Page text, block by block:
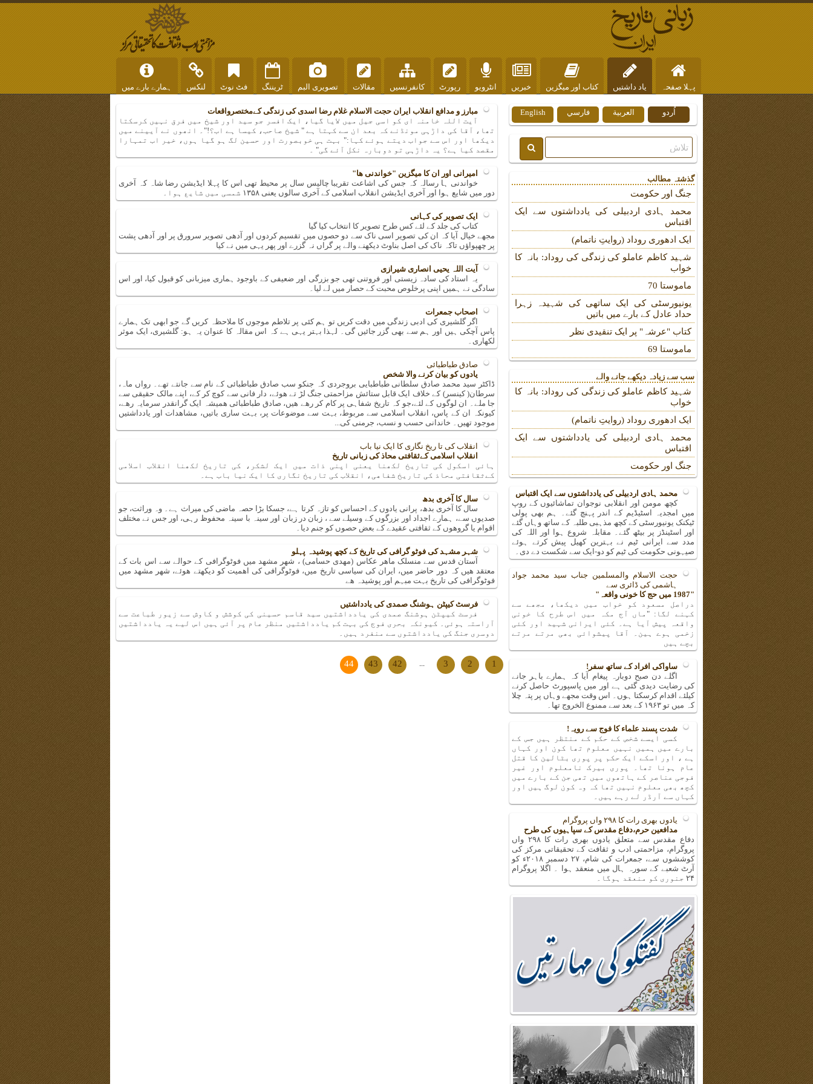
پہلا صفحہ یاد داشتیں کتاب اور میگزین خبریں انٹرویو رپورٹ کانفرنسیں مقالات تصویری البم ٹریننگ فٹ نوٹ لنکس ہمارے بارے میں
مبارز و مدافع انقلاب ایران حجت الاسلام غلام رضا اسدی کی زندگی کےمختصرواقعات
آیت اللہ خامنہ ای کو اسی جیل میں لایا گیا، ایک افسر جو سید اور شیخ میں فرق نہیں کرسکتا
تھا، آقا کی داڑہی مونڈنے کہ بعد ان سے کہتا ہے " شیخ صاحب، کیسا ہے اب؟!"۔ انھوں نے آیینے میں
دیکھا اور اس سے جواب دیتے ہوئے کہا:" بہت ہی خوبصورت اور حسین لگ ہو گیا ہوں، خیر اب تمہارا
مقصد کیا ہے؟ یہ داڑہی تو دوبارہ نکل آئے گی" ۔
امیرانی اور ان کا میگزین "خواندنی ھا"
خواندنی ہا رسالہ کہ جس کی اشاعت تقریبا چالیس سال پر محیط تھی اس کا پہلا ایڈیشن رضا شاہ کہ آخری
دور میں شایع ہوا اور آخری ایڈیشن انقلاب اسلامی کے آخری سالوں یعنی ۱۳۵۸ شمسی میں شایع ہوا۔
ایک تصویر کی کہانی
کتاب کی جلد کے لئے کس طرح تصویر کا انتخاب کیا گیا
مجھے خیال آیا کہ ان کی تصویر اسی ناک سے دو حصوں میں تقسیم کردوں اور آدھی تصویر سرورق پر اور آدھی پشت
پر چھپواؤں تاکہ ناک کی اصل بناوٹ دیکھنے والے پر گراں نہ گزرے اور پھر یہی میں نے کیا
آیت اللہ یحیی انصاری شیرازی
یہ استاد کی سادہ زیستی اور فروتنی تھی جو بزرگی اور ضعیفی کے باوجود ہماری میزبانی کو قبول کیا، اور اس
سادگی نے ہمیں اپنی پرخلوص محبت کے حصار میں لے لیا۔
اصحاب جمعرات
اگر گلشیری کی ادبی زندگی میں دقت کریں تو ہم کئی پر تلاطم موجوں کا ملاحظہ کریں گے جو ابھی تک ہمارے
پاس آچکی ہیں اور ہم سے بھی گزر جائیں گی۔ لہذا بہتر یہی ہے کہ اس مقالہ کا عنوان یہ ہو: گلشیری، ایک موثر
لکھاری۔
صادق طباطبائی
یادوں کو بیان کرنے والا شخص
ڈاکٹر سید محمد صادق سلطانی طباطبایی بروجردی کہ جنکو سب صادق طباطبائی کے نام سے جانتے تھے۔ رواں ماہ،
سرطان( کینسر) کے خلاف ایک قابل ستائش مزاحمتی جنگ لڑ تے ھوئے، دار فانی سے کوچ کر کے، اپنے مالک حقیقی سے
جا ملے۔ ان لوگوں کے لئے،جو کہ تاریخ شفاہی پر کام کر رھے ھیں، صادق طباطبائی ھمیشہ ایک گرانقدر سرمایہ رھے،
کیونکہ ان کے پاس، انقلاب اسلامی سے مربوط، بہت سے موضوعات پر، بہت ساری باتیں، مشاھدات اور یادداشتیں
موجود تھیں۔ خاندانی حسب و نسب، جرمنی کی...
انقلاب کی تا ریخ نگاری کا ایک نیا باب
انقلاب اسلامی کےثقافتی محاذ کی زبانی تاریخ
ہائی اسکول کی تاریخ لکھنا یعنی اپنی ذات میں ایک لشکر، کی تاریخ لکھنا انقلاب اسلامی
کےثقافتی محاذ کی تاریخ شفاھی، انقلاب کی تاریخ نگاری کا ایک نیا باب ہے۔
سال کا آخری بدھ
سال کا آخری بدھ، پرانی یادوں کے احساس کو تازہ کرتا ہے، جسکا بڑا حصہ ماضی کی میراث ہے۔ وہ وراثت، جو
صدیوں سے، ہمارے اجداد اور بزرگوں کے وسیلے سے ، زبان در زبان اور سینہ با سینہ محفوظ رہی، اور جس نے مختلف
اقوام یا گروھوں کے ثقافتی عقیدے کے بعض حصوں کو جنم دیا۔
شہر مشہد کی فوٹو گرافی کی تاریخ کے کچھ پوشیدہ پہلو
آستان قدس سے منسلک ماھر عکاس (مھدی حسامی) ، شھر مشھد میں فوٹوگرافی کے حوالے سے اس بات کے
معتقد ھیں کہ دور حاضر میں، ایران کی سیاسی تاریخ میں، فوٹوگرافی کی اھمیت کو دیکھتے ھوئے، شھر مشھد میں
فوٹوگرافی کی تاریخ بہت مبہم اور پوشیدہ ھے
فرسٹ کیپٹن ہوشنگ صمدی کی یادداشتیں
فرسٹ کیپٹن ہوشنگ صمدی کی یادداشتیں سید قاسم حسینی کی کوشش و کاوش سے زیور طباعت سے
آراستہ ہوئی۔ کیونکہ بحری فوج کی بہت کم یادداشتیں منظر عام پر آئی ہیں اس لیے یہ یادداشتیں
دوسری جنگ کی یادداشتوں سے منفرد ہیں۔
1
2
3
...
42
43
44
English فارسي العربية اُردو
گذشتہ مطالب
جنگ اور حکومت
محمد ہادی اردبیلی کی یادداشتوں سے ایک
اقتباس
ایک ادھوری روداد (روایتِ ناتمام)
شہید کاظم عاملو کی زندگی کی روداد: بانہ کا
خواب
ماموستا 70
یونیورسٹی کی ایک ساتھی کی شہیدہ زہرا
حداد عادل کے بارے میں باتیں
کتاب "عرشہ" پر ایک تنقیدی نظر
ماموستا 69
سب سے زیادہ دیکھے جانے والے
شہید کاظم عاملو کی زندگی کی روداد: بانہ کا
خواب
ایک ادھوری روداد (روایتِ ناتمام)
محمد ہادی اردبیلی کی یادداشتوں سے ایک
اقتباس
جنگ اور حکومت
محمد ہادی اردبیلی کی یادداشتوں سے ایک اقتباس
کچھ مومن اور انقلابی نوجوان تماشائیوں کے روپ
میں امجدیہ اسٹیڈیم کے اندر پہنچ گئے۔ ہم بھی پولی
ٹیکنک یونیورسٹی کے کچھ مذہبی طلبہ کے ساتھ وہاں گئے
اور اسٹینڈز پر بیٹھ گئے۔ مقابلہ شروع ہوا اور اللہ کی
مدد سے ایرانی ٹیم نے بہترین کھیل پیش کرتے ہوئے
صیہونی حکومت کی ٹیم کو دو-ایک سے شکست دے دی۔
حجت الاسلام والمسلمین جناب سید محمد جواد
ہاشمی کی ڈائری سے
"1987 میں حج کا خونی واقعہ"
دراصل مسعود کو خواب میں دیکھا، مجھے سے
کہنے لگا: "ماں آج مکہ میں اس طرح کا خونی
واقعہ پیش آیا ہے۔ کئی ایرانی شہید اور کئی
زخمی ہوے ہین۔ آقا پیشوائی بھی مرتے مرتے
بچے ہیں
ساواکی افراد کے ساتھ سفر!
اگلے دن صبح دوبارہ پیغام آیا کہ ہمارے باہر جانے
کی رضایت دیدی گئی ہے اور میں پاسپورٹ حاصل کرنے
کیلئے اقدام کرسکتا ہوں۔ اس وقت مجھے وہاں پر پتہ چلا
کہ میں تو ۱۹۶۳ کے بعد سے ممنوع الخروج تھا۔
شدت پسند علماء کا فوج سے رویہ!
کسی ایسے شخص کے حکم کے منتظر ہیں جس کے
بارے میں ہمیں نہیں معلوم تھا کون اور کہاں
ہے ، اور اسکے ایک حکم پر پوری بٹالین کا قتل
عام ہونا تھا۔ پوری بیرک نامعلوم اور غیر
فوجی عناصر کے ہاتھوں میں تھی جن کے بارے میں
کچھ بھی معلوم نہیں تھا کہ وہ کون لوگ ہیں اور
کہاں سے آرڈر لے رہے ہیں۔
یادوں بھری رات کا ۲۹۸ واں پروگرام
مدافعین حرم،دفاع مقدس کے سپاہیوں کی طرح
دفاع مقدس سے متعلق یادوں بھری رات کا ۲۹۸ واں
پروگرام، مزاحمتی ادب و ثقافت کے تحقیقاتی مرکز کی
کوششوں سے، جمعرات کی شام، ۲۷ دسمبر ۲۰۱۸ء کو
آرٹ شعبے کے سورہ ہال میں منعقد ہوا ۔ اگلا پروگرام
۲۴ جنوری کو منعقد ہوگا۔